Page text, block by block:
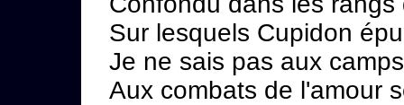
Sur lesquels Cupidon
Je ne sais pas aux
Aux combats de l'amour